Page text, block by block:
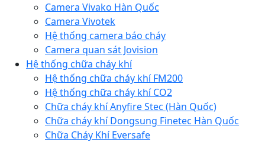
Camera Vivako Hàn Quốc
Camera Vivotek
Hệ thống camera báo cháy
Camera quan sát Jovision
Hệ thống chữa cháy khí
Hệ thống chữa cháy khí FM200
Hệ thống chữa cháy khí CO2
Chữa cháy khí Anyfire Stec (Hàn Quốc)
Chữa cháy khí Dongsung Finetec Hàn Quốc
Chữa Cháy Khí Eversafe